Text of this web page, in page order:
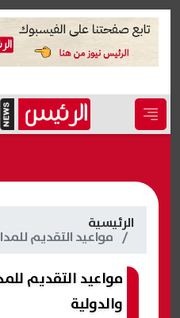
الرئيسية
مواعيد التقديم
مواعيد التقديم
والدولية